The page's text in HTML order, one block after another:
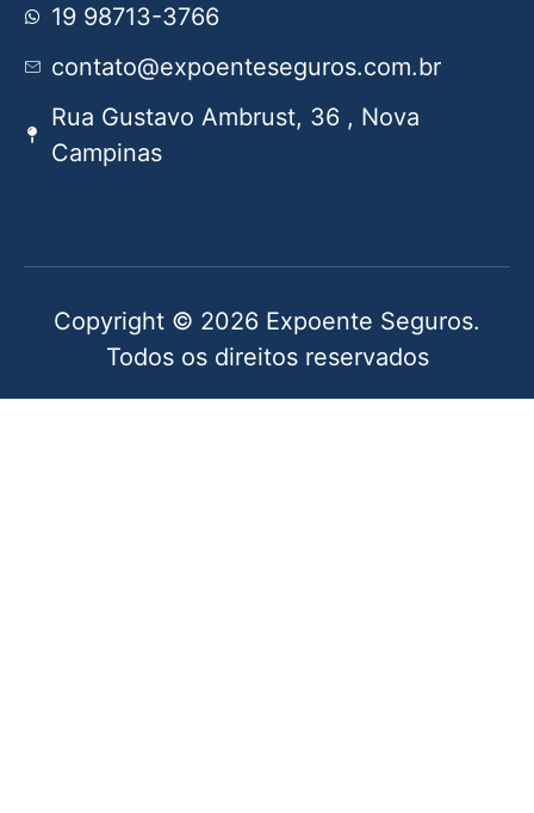
19 98713-3766
contato@expoenteseguros.com.br
Rua Gustavo Ambrust, 36 , Nova
Campinas
Copyright © 2026 Expoente Seguros.
Todos os direitos reservados